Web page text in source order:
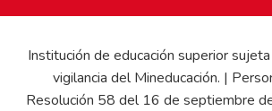
Institución de educación superior
vigilancia del Mineducación. |
Resolución 58 del 16 de septiembre